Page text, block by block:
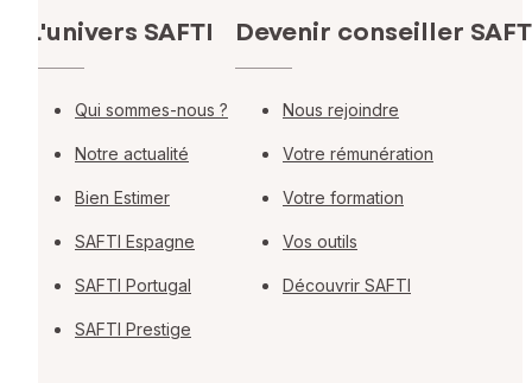
L'univers SAFTI
Qui sommes-nous ?
Notre actualité
Bien Estimer
SAFTI Espagne
SAFTI Portugal
SAFTI Prestige
Devenir conseiller
Nous rejoindre
Votre rémunération
Votre formation
Vos outils
Découvrir SAFTI